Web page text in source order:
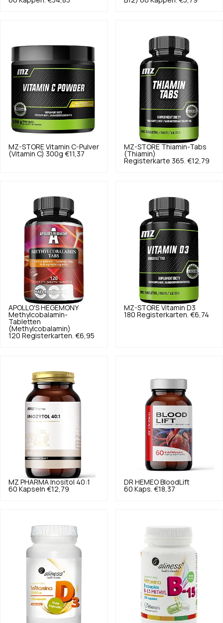
MZ-STORE Vitamin C-Pulver
(Vitamin C) 300g €11,37
MZ-STORE Thiamin-Tabs
(Thiamin)
Registerkarte 365. €12,79
APOLLO'S HEGEMONY
Methylcobalamin-
Tabletten
(Methylcobalamin)
120 Registerkarten. €6,95
MZ-STORE Vitamin D3
180 Registerkarten. €6,74
MZ PHARMA Inositol 40:1
60 Kapseln €12,79
DR HEMEO BloodLift
60 Kaps. €18,37